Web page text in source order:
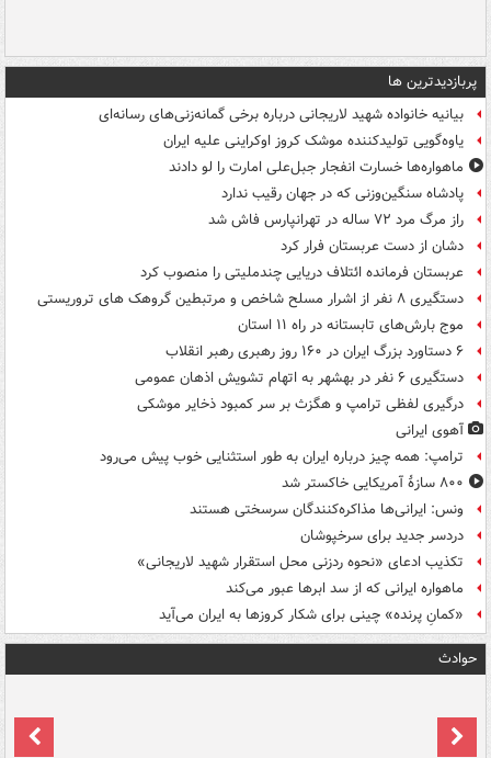
پربازدیدترین ها
بیانیه خانواده شهید لاریجانی درباره برخی گمانه‌زنی‌های رسانه‌ای
یاوه‌گویی تولیدکننده موشک کروز اوکراینی علیه ایران
ماهواره‌ها خسارت انفجار جبل‌علی امارت را لو دادند
پادشاه سنگین‌وزنی که در جهان رقیب ندارد
راز مرگ مرد ۷۲ ساله در تهرانپارس فاش شد
دشان از دست عربستان فرار کرد
عربستان فرمانده ائتلاف دریایی چندملیتی را منصوب کرد
دستگیری ۸ نفر از اشرار مسلح شاخص و مرتبطین گروهک های تروریستی
موج بارش‌های تابستانه در راه ۱۱ استان
۶ دستاورد بزرگ ایران در ۱۶۰ روز رهبری رهبر انقلاب
دستگیری ۶ نفر در بهشهر به اتهام تشویش اذهان عمومی
درگیری لفظی ترامپ و هگزث بر سر کمبود ذخایر موشکی
آهوی ایرانی
ترامپ: همه چیز درباره ایران به طور استثنایی خوب پیش می‌رود
۸۰۰ سازۀ آمریکایی خاکستر شد
ونس: ایرانی‌ها مذاکره‌کنندگان سرسختی هستند
دردسر جدید برای سرخپوشان
تکذیب ادعای «نحوه ردزنی محل استقرار شهید لاریجانی»
ماهواره ایرانی که از سد ابرها عبور می‌کند
«کمانِ پرنده» چینی برای شکار کروزها به ایران می‌آید
حوادث